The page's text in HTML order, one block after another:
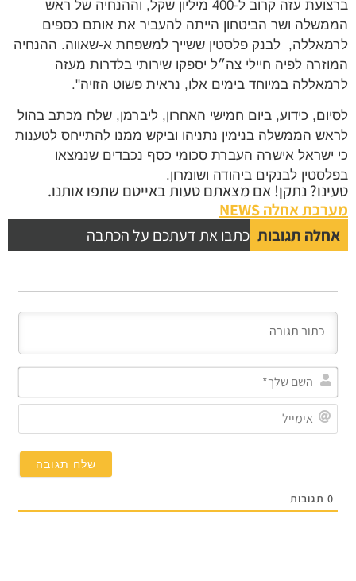
ברצועת עזה קרוב ל-400 מיליון שקל, וההנחיה של ראש
הממשלה ושר הביטחון הייתה להעביר את אותם כספים
לרמאללה, לבנק פלסטין ששייך למשפחת א-שאווה. ההנחיה
המוזרה לפיה חיילי צה״ל יספקו שירותי בלדרות מעזה
לרמאללה במיוחד בימים אלו, נראית פשוט הזויה".
לסיום, כידוע, ביום חמישי האחרון, ליברמן, שלח מכתב בהול
לראש הממשלה בנימין נתניהו וביקש ממנו להתייחס לטענות
כי ישראל אישרה העברת סכומי כסף נכבדים שנמצאו
בפלסטין לבנקים ביהודה ושומרון.
טעינו? נתקן! אם מצאתם טעות באייטם שתפו אותנו.
מערכת אחלה NEWS
אחלה תגובות כתבו את דעתכם על הכתבה
0תגובות